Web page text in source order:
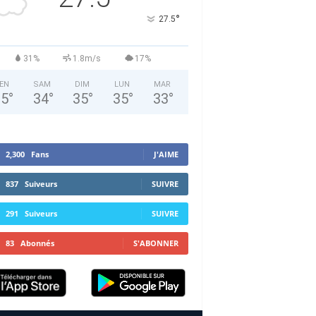
27.5°
31% 1.8m/s 17%
°
SAM
34°
DIM
35°
LUN
35°
MAR
33°
2,300 Fans J'AIME
837 Suiveurs SUIVRE
291 Suiveurs SUIVRE
83 Abonnés S'ABONNER